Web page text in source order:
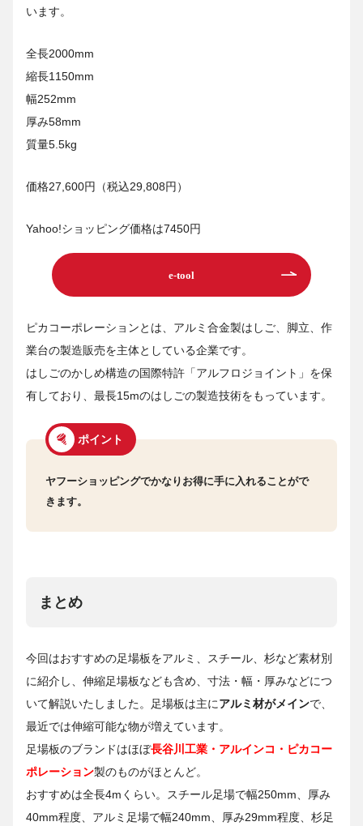
います。
全長2000mm
縮長1150mm
幅252mm
厚み58mm
質量5.5kg
価格27,600円（税込29,808円）
Yahoo!ショッピング価格は7450円
e-tool
ピカコーポレーションとは、アルミ合金製はしご、脚立、作
業台の製造販売を主体としている企業です。
はしごのかしめ構造の国際特許「アルフロジョイント」を保
有しており、最長15mのはしごの製造技術をもっています。
ポイント
ヤフーショッピングでかなりお得に手に入れることがで
きます。
まとめ
今回はおすすめの足場板をアルミ、スチール、杉など素材別
に紹介し、伸縮足場板なども含め、寸法・幅・厚みなどにつ
いて解説いたしました。足場板は主にアルミ材がメインで、
最近では伸縮可能な物が増えています。
足場板のブランドはほぼ長谷川工業・アルインコ・ピカコー
ポレーション製のものがほとんど。
おすすめは全長4mくらい。スチール足場で幅250mm、厚み
40mm程度、アルミ足場で幅240mm、厚み29mm程度、杉足